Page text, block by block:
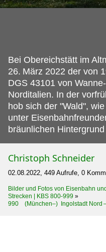
Bei Obereichstätt im
26. März 2022 der von
DGS 43101 von
Norditalien. In der
hob sich der "Wald",
unter
bräunlichen
Christoph Schneider
02.08.2022, 449 Aufrufe, 0
Bilder und Fotos von Eisenbahn
Strecken | KBS 800-999 »
990 (München–) Ingolstadt Nord